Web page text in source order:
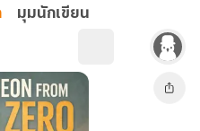
มุมนักเขียน